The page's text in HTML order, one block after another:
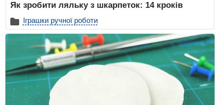
Як зробити ляльку з шкарпеток: 14 кроків
Іграшки ручної роботи